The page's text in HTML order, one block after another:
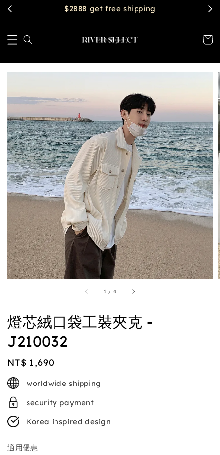
$2888 get free shipping
1 / 4
燈芯絨口袋工裝夾克 -
J210032
Regular
price
NT$ 1,690
worldwide shipping
security payment
Korea inspired design
適用優惠